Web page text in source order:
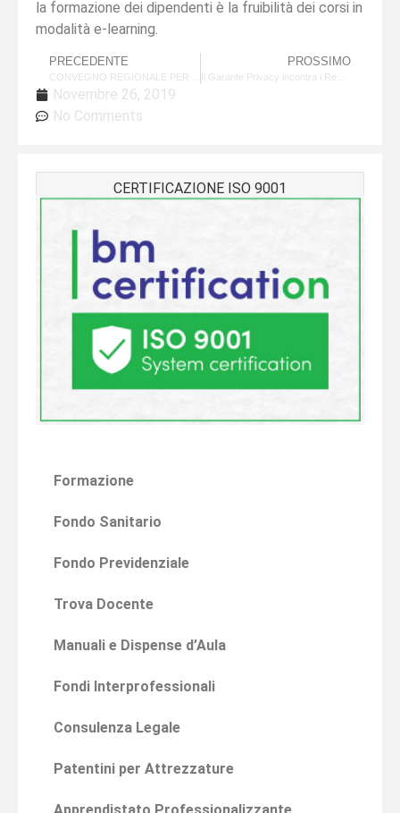
la formazione dei dipendenti è la fruibilità dei corsi in
modalità e-learning.
PRECEDENTE
CONVEGNO REGIONALE PER I CONSULENTI DEL LAVORO 15 MAGGIO 2018 ORE 14-18 PRESSO L’AUDITORIUM DON BOSCO IN VIA M. GIOIA, 48 MILANO
PROSSIMO
Il Garante Privacy incontra i Responsabili della Protezione dei Dati il 24/05/18 a Bologna
Novembre 26, 2019
No Comments
CERTIFICAZIONE ISO 9001
Formazione
Fondo Sanitario
Fondo Previdenziale
Trova Docente
Manuali e Dispense d’Aula
Fondi Interprofessionali
Consulenza Legale
Patentini per Attrezzature